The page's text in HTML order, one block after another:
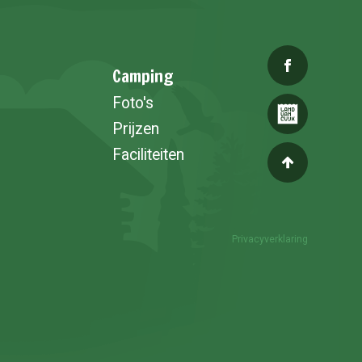
Camping
Foto's
Prijzen
Faciliteiten
Privacyverklaring